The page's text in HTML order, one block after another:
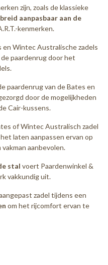
zijn, zoals de klassieke
aanpasbaar aan de
kenmerken.
en Wintec Australische zadels
paardenrug door het
paardenrug van de Bates en
door de mogelijkheden
Cair-kussens.
of Wintec Australisch zadel
laten aanpassen ervan op
aanbevolen.
stal voert Paardenwinkel &
vakkundig uit.
zadel tijdens een
om het rijcomfort ervan te